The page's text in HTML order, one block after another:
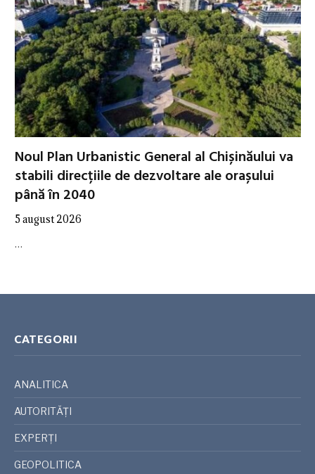
Noul Plan Urbanistic General al Chișinăului va
stabili direcțiile de dezvoltare ale orașului
până în 2040
5 august 2026
…
CATEGORII
ANALITICA
AUTORITĂȚI
EXPERȚI
GEOPOLITICA